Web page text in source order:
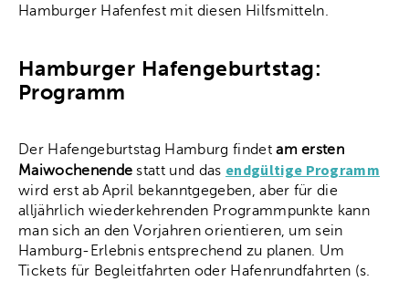
Hamburger Hafenfest mit diesen Hilfsmitteln.
Hamburger Hafengeburtstag:
Programm
Der Hafengeburtstag Hamburg findetam ersten
Maiwochenende statt und das endgültige Programm
wird erst ab April bekanntgegeben, aber für die
alljährlich wiederkehrenden Programmpunkte kann
man sich an den Vorjahren orientieren, um sein
Hamburg-Erlebnis entsprechend zu planen. Um
Tickets für Begleitfahrten oder Hafenrundfahrten (s.